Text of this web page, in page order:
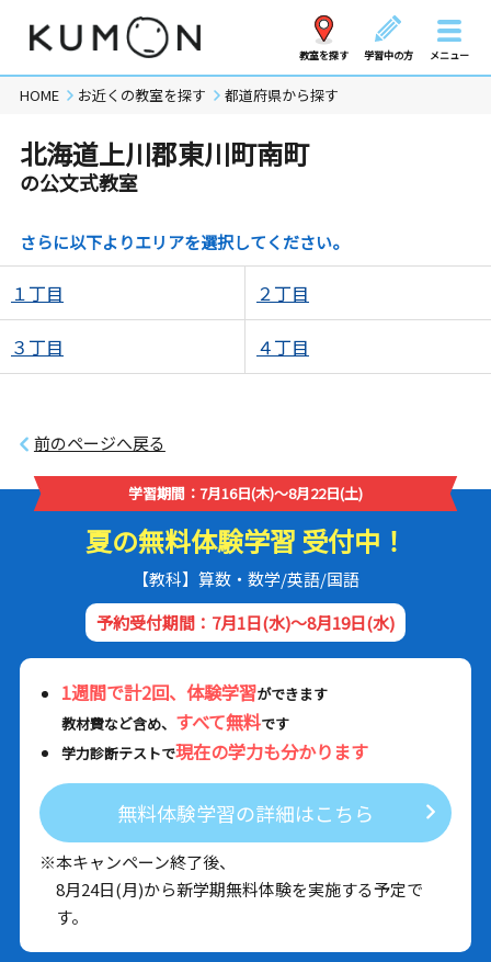
教室を探す 学習中の方 メニュー
HOME お近くの教室を探す 都道府県から探す
北海道上川郡東川町南町
の公文式教室
さらに以下よりエリアを選択してください。
１丁目 ２丁目
３丁目 ４丁目
前のページへ戻る
学習期間：7月16日(木)～8月22日(土)
夏の無料体験学習 受付中！
【教科】算数・数学/英語/国語
予約受付期間：7月1日(水)～8月19日(水)
1週間で計2回、体験学習ができます
教材費など含め、 すべて無料です
学力診断テストで現在の学力も分かります
無料体験学習の詳細はこちら
※本キャンペーン終了後、
8月24日(月)から新学期無料体験を実施する予定で
す。